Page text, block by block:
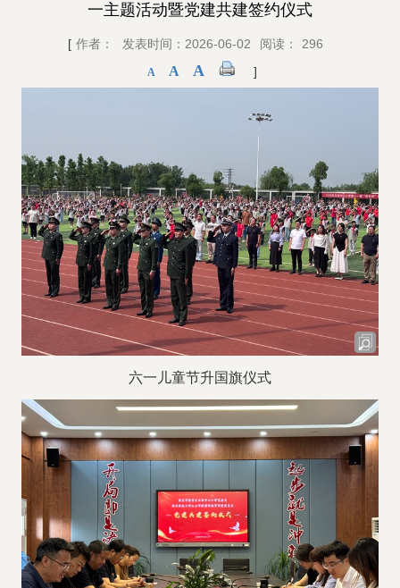
一主题活动暨党建共建签约仪式
[ 作者： 发表时间：2026-06-02 阅读： 296
A A A ]
六一儿童节升国旗仪式